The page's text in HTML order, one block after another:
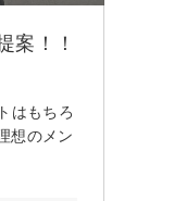
案！！
はもちろ
想のメン